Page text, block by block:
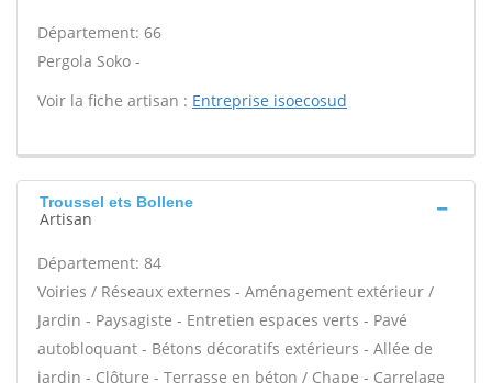
Département: 66
Pergola Soko -
Voir la fiche artisan : Entreprise isoecosud
Troussel ets Bollene
Artisan
Département: 84
Voiries / Réseaux externes - Aménagement extérieur /
Jardin - Paysagiste - Entretien espaces verts - Pavé
autobloquant - Bétons décoratifs extérieurs - Allée de
jardin - Clôture - Terrasse en béton / Chape - Carrelage